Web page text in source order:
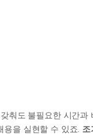
춰도 불필요한 시간과
용을 실현할 수 있죠. 조